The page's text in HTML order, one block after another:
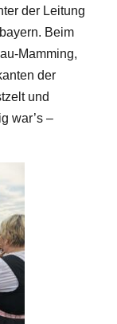
der Leitung
Beim
Mamming,
der
und
war’s –